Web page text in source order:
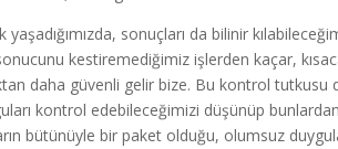
sonuçları da bilinir
kestiremediğimiz işlerden kaçar,
daha güvenli gelir bize. Bu kontrol tutkusu
kontrol edebileceğimizi düşünüp
bütünüyle bir paket olduğu, olumsuz